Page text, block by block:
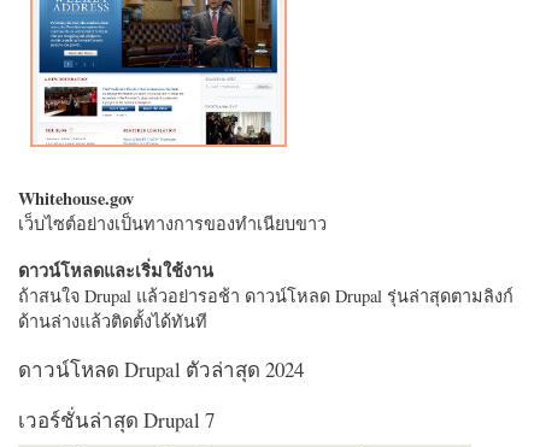
Whitehouse.gov
เว็บไซต์อย่างเป็นทางการของทำเนียบขาว
ดาวน์โหลดและเริ่มใช้งาน
ถ้าสนใจ Drupal แล้วอย่ารอช้า ดาวน์โหลด Drupal รุ่นล่าสุดตามลิงก์
ด้านล่างแล้วติดตั้งได้ทันที
ดาวน์โหลด Drupal ตัวล่าสุด 2024
เวอร์ชั่นล่าสุด Drupal 7